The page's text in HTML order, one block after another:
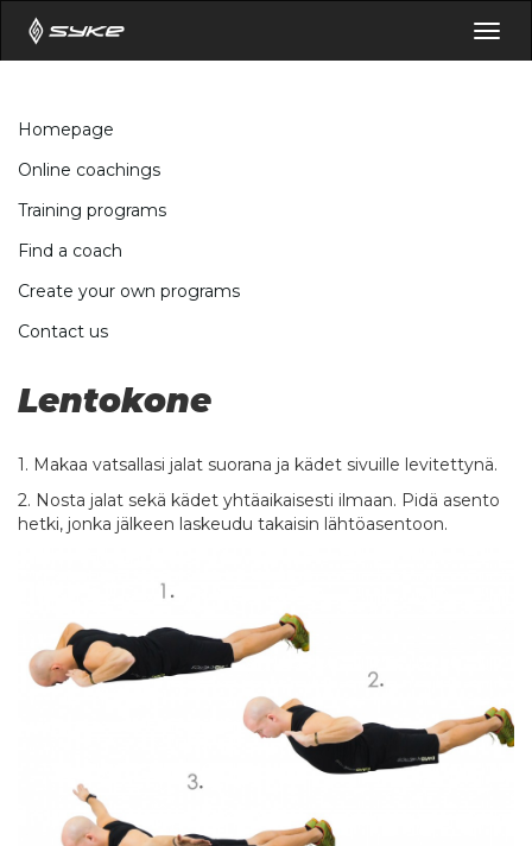
Homepage
Online coachings
Training programs
Find a coach
Create your own programs
Contact us
Lentokone
1. Makaa vatsallasi jalat suorana ja kädet sivuille levitettynä.
2. Nosta jalat sekä kädet yhtäaikaisesti ilmaan. Pidä asento
hetki, jonka jälkeen laskeudu takaisin lähtöasentoon.